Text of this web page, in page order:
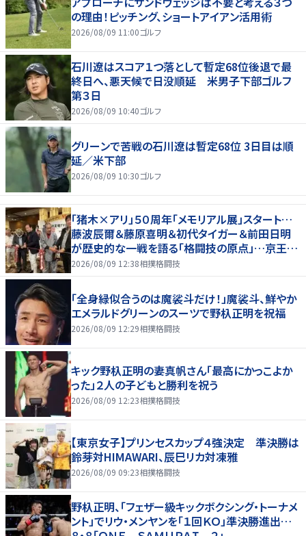
の理由！ピッチング、ショートアイアン活用術
2026/08/09 11:00ゴルフ
石川遼はスコア１つ落として暫定68位後退で最
終日へ、悪天候で日没順延 米男子下部ゴルフ
第３日
2026/08/09 10:40ゴルフ
グリーンで苦戦の石川遼は暫定68位 3日目は順
延／米下部
2026/08/09 10:30ゴルフ
「猪木×アリ」５０周年「メモリアル展」スタート…
藤波辰爾＆藤原喜明＆初代タイガー＆前田日明
が歴史的な一戦を語る「格闘技の原点」…京王プ
ラザホテルで３１日まで
2026/08/09 12:38相撲格闘技
「全身緑似合うのは魔裟斗だけ！」魔裟斗、鮮やか
エメラルドグリーンのスーツで野杁正明を祝福
2026/08/09 12:29相撲格闘技
キック野杁正明の妻真帆さん「最高にかっこよか
った」２人の子どもと勝利を祝う
2026/08/09 12:23相撲格闘技
【東京女子】プリンセスカップ４強決定 準決勝は
鈴芽対HIMAWARI、辰巳リカ対凍雅
2026/08/09 09:23相撲格闘技
野杁正明、「フェザー級キックボクシング・トーナメ
ント」でリウ・メンヤンを「１回ＫＯ」準決勝進出…